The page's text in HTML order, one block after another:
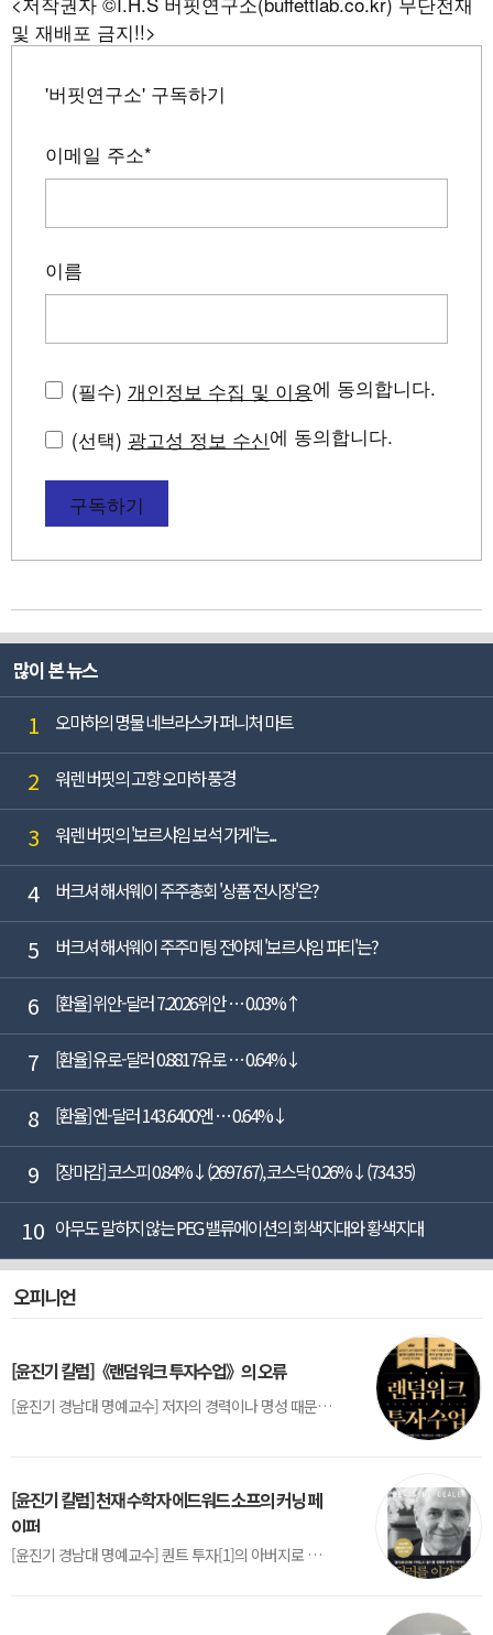
및 재배포 금지!!>
'버핏연구소' 구독하기
이메일 주소*
이름
(필수) 개인정보 수집 및 이용에 동의합니다.
(선택) 광고성 정보 수신에 동의합니다.
구독하기
많이 본 뉴스
1 오마하의 명물 네브라스카 퍼니처 마트
2 워렌 버핏의 고향 오마하 풍경
3 워렌 버핏의 '보르샤임 보석 가게'는...
4 버크셔 해서웨이 주주총회 '상품 전시장'은?
5 버크셔 해서웨이 주주미팅 전야제 '보르샤임 파티'는?
6 [환율] 위안-달러 7.2026위안 … 0.03%↑
7 [환율] 유로-달러 0.8817유로 … 0.64%↓
8 [환율] 엔-달러 143.6400엔 … 0.64%↓
9 [장마감] 코스피 0.84%↓(2697.67), 코스닥 0.26%↓(734.35)
10 아무도 말하지 않는 PEG 밸류에이션의 회색지대와 황색지대
오피니언
[윤진기 칼럼]《랜덤워크 투자수업》의 오류
[윤진기 경남대 명예교수] 저자의 경력이나 명성 때문인지 2020년에 번역 출판된 《랜덤워크 투자수업》(A Random Walk Down Wall Street) 12판은 표지부터가 거창하다. ‘45년간 12번 개정하며 철저히 검증한 투자서’, ‘전문가 부럽지 않은 투자 감각을 길러주는 위대한 투자지침서’ 라는 은빛 광고문구로 독자를 유혹한다.[1] 출판 50주...
[윤진기 칼럼] 천재 수학자 에드워드 소프의 커닝 페
이퍼
[윤진기 경남대 명예교수] 퀀트 투자[1]의 아버지로 불리는 에드워드 소프(Edward O. Thorp)는 수학계에서 천재로 알려진 인물이다. 그는 수학자이지만, 투자 업계에도 여러 가지 흥미로운 일화를 남겼다.수학을 이용하여 카지노를 이길 수 있는지가 궁금했던 그는 동료 교수가 소개해 준 블랙잭(Blackjack) 전략의 핵심을 손바닥 크기의 종이에 요...